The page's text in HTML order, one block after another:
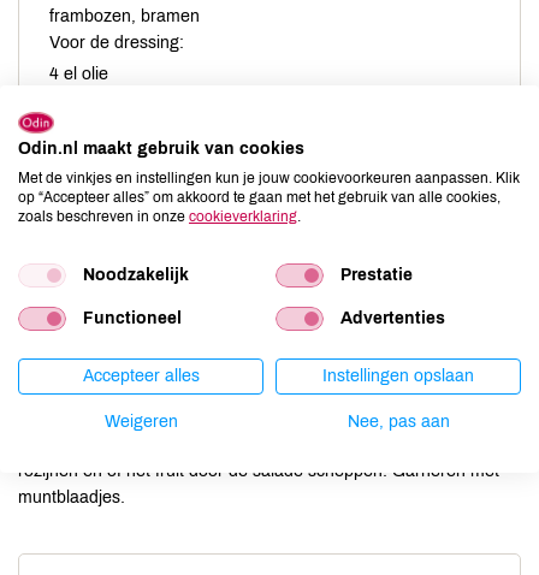
frambozen, bramen
Voor de dressing:
4 el olie
1/2 tl mosterd
1/2 el honing
zout en peper
Sla of andijvie wassen, droog slingeren in theedoek of
slacentrifuge en desgewenst in reepjes snijden. Dressing kloppen
van de ingrediënten en door de salade scheppen. Pijnboompitten
rozijnen en of het fruit door de salade scheppen. Garneren met
muntblaadjes.
Odin.nl maakt gebruik van cookies
Met de vinkjes en instellingen kun je jouw cookievoorkeuren aanpassen. Klik
op “Accepteer alles” om akkoord te gaan met het gebruik van alle cookies,
zoals beschreven in onze cookieverklaring
Noodzakelijk Prestatie
Functioneel Advertenties
Accepteer alles Instellingen opslaan
Weigeren Nee, pas aan